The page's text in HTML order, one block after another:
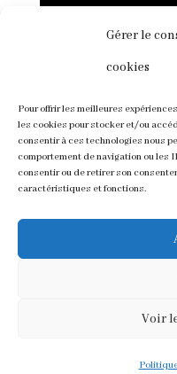
Gérer le
cookies
Pour offrir les meilleures
les cookies pour stocker et/ou
consentir à ces technologies nous
comportement de navigation ou les
consentir ou de retirer son
caractéristiques et fonctions.
Voir